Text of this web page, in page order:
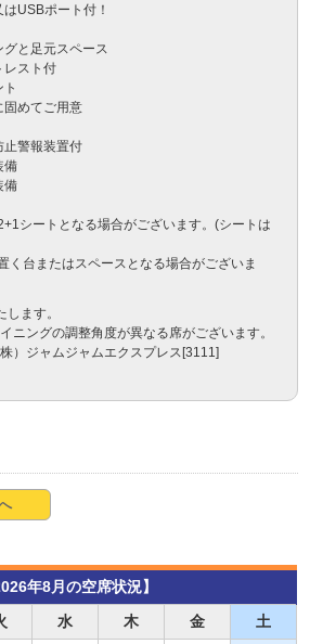
USBポート付！
と足元スペース
スト付
めてご用意
警報装置付
備
備
シートとなる場合がございます。(シートは
台またはスペースとなる場合がございま
ます。
ニングの調整角度が異なる席がございます。
）ジャムジャムエクスプレス[3111]
年8月の空席状況】
水 木 金 土